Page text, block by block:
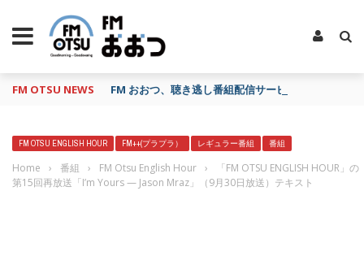
FM OTSU NEWS FM おおつ、聴き逃し番組配信サービス「shelfs」
FM OTSU ENGLISH HOUR FM++(プラプラ） レギュラー番組 番組
Home › 番組 › FM Otsu English Hour ›
「FM OTSU ENGLISH HOUR」の
第15回再放送「I’m Yours — Jason Mraz」（9月30日放送）テキスト